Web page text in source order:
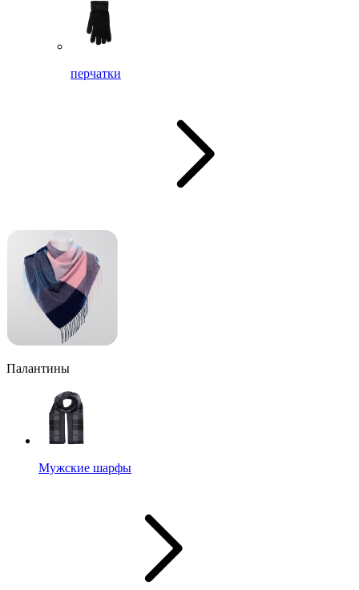
перчатки
Палантины
Мужские шарфы